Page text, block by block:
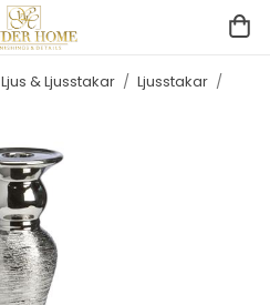
Ljus & Ljusstakar / Ljusstakar /